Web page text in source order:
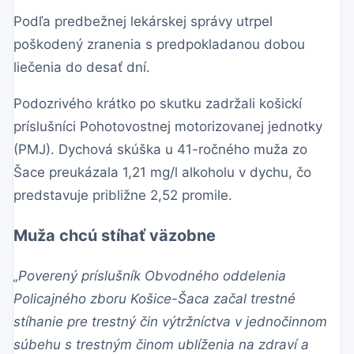
Podľa predbežnej lekárskej správy utrpel
poškodený zranenia s predpokladanou dobou
liečenia do desať dní.
Podozrivého krátko po skutku zadržali košickí
príslušníci Pohotovostnej motorizovanej jednotky
(PMJ). Dychová skúška u 41-ročného muža zo
Šace preukázala 1,21 mg/l alkoholu v dychu, čo
predstavuje približne 2,52 promile.
Muža chcú stíhať väzobne
„Poverený príslušník Obvodného oddelenia
Policajného zboru Košice-Šaca začal trestné
stíhanie pre trestný čin výtržníctva v jednočinnom
súbehu s trestným činom ublíženia na zdraví a